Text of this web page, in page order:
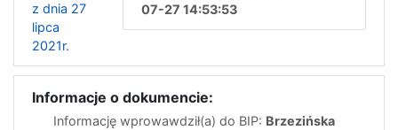
z dnia 27
lipca
2021r.
07-27 14:53:53
Informacje o dokumencie:
Informację wprowawdził(a) do BIP: Brzezińska